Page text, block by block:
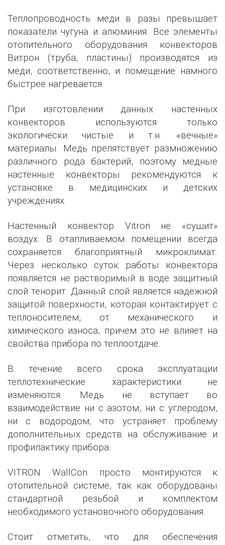
Теплопроводность меди в разы превышает
показатели чугуна и алюминия. Все элементы
отопительного оборудования конвекторов
Витрон (труба, пластины) производятся из
меди, соответственно, и помещение намного
быстрее нагревается.
При изготовлении данных настенных
конвекторов используются только
экологически чистые и т.н. «вечные»
материалы. Медь препятствует размножению
различного рода бактерий, поэтому медные
настенные конвекторы рекомендуются к
установке в медицинских и детских
учреждениях.
Настенный конвектор Vitron не «сушит»
воздух. В отапливаемом помещении всегда
сохраняется благоприятный микроклимат.
Через несколько суток работы конвектора
появляется не растворимый в воде защитный
слой тенорит. Данный слой является надежной
защитой поверхности, которая контактирует с
теплоносителем, от механического и
химического износа, причем это не влияет на
свойства прибора по теплоотдаче.
В течение всего срока эксплуатации
теплотехнические характеристики не
изменяются. Медь не вступает во
взаимодействие ни с азотом, ни с углеродом,
ни с водородом, что устраняет проблему
дополнительных средств на обслуживание и
профилактику прибора.
VITRON WallCon просто монтируются к
отопительной системе, так как оборудованы
стандартной резьбой и комплектом
необходимого установочного оборудования.
Стоит отметить, что для обеспечения